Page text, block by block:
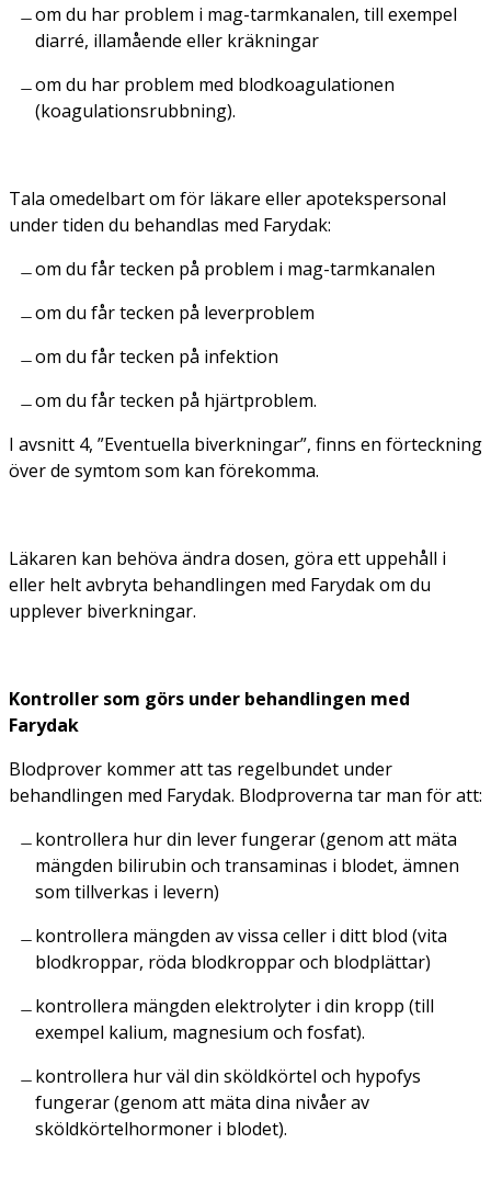
om du har problem i mag-tarmkanalen, till exempel
diarré, illamående eller kräkningar
om du har problem med blodkoagulationen
(koagulationsrubbning).
Tala omedelbart om för läkare eller apotekspersonal
under tiden du behandlas med Farydak:
om du får tecken på problem i mag-tarmkanalen
om du får tecken på leverproblem
om du får tecken på infektion
om du får tecken på hjärtproblem.
I avsnitt 4, ”Eventuella biverkningar”, finns en förteckning
över de symtom som kan förekomma.
Läkaren kan behöva ändra dosen, göra ett uppehåll i
eller helt avbryta behandlingen med Farydak om du
upplever biverkningar.
Kontroller som görs under behandlingen med
Farydak
Blodprover kommer att tas regelbundet under
behandlingen med Farydak. Blodproverna tar man för att:
kontrollera hur din lever fungerar (genom att mäta
mängden bilirubin och transaminas i blodet, ämnen
som tillverkas i levern)
kontrollera mängden av vissa celler i ditt blod (vita
blodkroppar, röda blodkroppar och blodplättar)
kontrollera mängden elektrolyter i din kropp (till
exempel kalium, magnesium och fosfat).
kontrollera hur väl din sköldkörtel och hypofys
fungerar (genom att mäta dina nivåer av
sköldkörtelhormoner i blodet).